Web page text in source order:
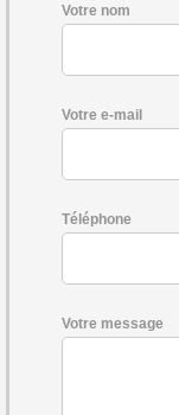
Votre nom
Votre e-mail
Téléphone
Votre message